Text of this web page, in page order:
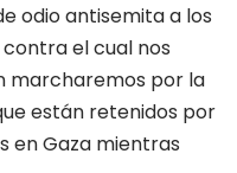
odio antisemita a los
el cual nos
marcharemos por la
están retenidos por
en Gaza mientras